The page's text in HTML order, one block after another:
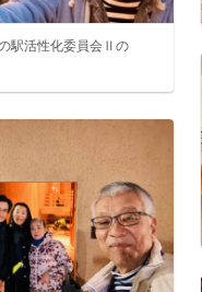
駅活性化委員会Ⅱの